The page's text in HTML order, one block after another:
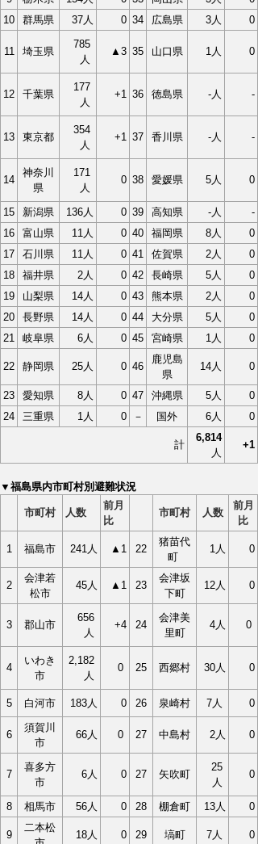
10
群馬県 37人 0 34 広島県 3人 0
11 埼玉県
785
人
▲3 35 山口県 1人 0
12 千葉県
177
人
+1 36 徳島県 -人 -
13 東京都
354
人
+1 37 香川県 -人 -
14
神奈川
県
171
人
0 38 愛媛県 5人 0
15 新潟県 136人 0 39 高知県 -人
-
16
富山県 11人 0 40 福岡県 8人
0
17
石川県 11人 0 41 佐賀県 2人
0
18
福井県 2人 0 42 長崎県 5人
0
19
山梨県 14人 0 43 熊本県 2人
0
20
長野県 14人 0 44 大分県 5人
0
21
岐阜県 6人 0 45 宮崎県 1人 0
22 静岡県 25人 0 46
鹿児島
県
14人 0
23 愛知県 8人 0 47 沖縄県 5人
0
24
三重県 1人 0 － 国外 6人 0
計
6,814
人
+1
▼福島県内市町村別避難状況
市町村 人数
前月
比
市町村 人数
前月
比
1 福島市 241人 ▲1 22
猪苗代
町
1人 0
2
会津若
松市
45人 ▲1 23
会津坂
下町
12人 0
3 郡山市
656
人
+4 24
会津美
里町
4人 0
4
いわき
市
2,182
人
0 25 西郷村 30人 0
5 白河市 183人 0 26 泉崎村 7人 0
6
須賀川
市
66人 0 27 中島村 2人 0
7
喜多方
市
6人 0 27 矢吹町
25
人
0
8 相馬市 56人 0 28 棚倉町 13人 0
9
二本松
18人 0 29 塙町 7人 0